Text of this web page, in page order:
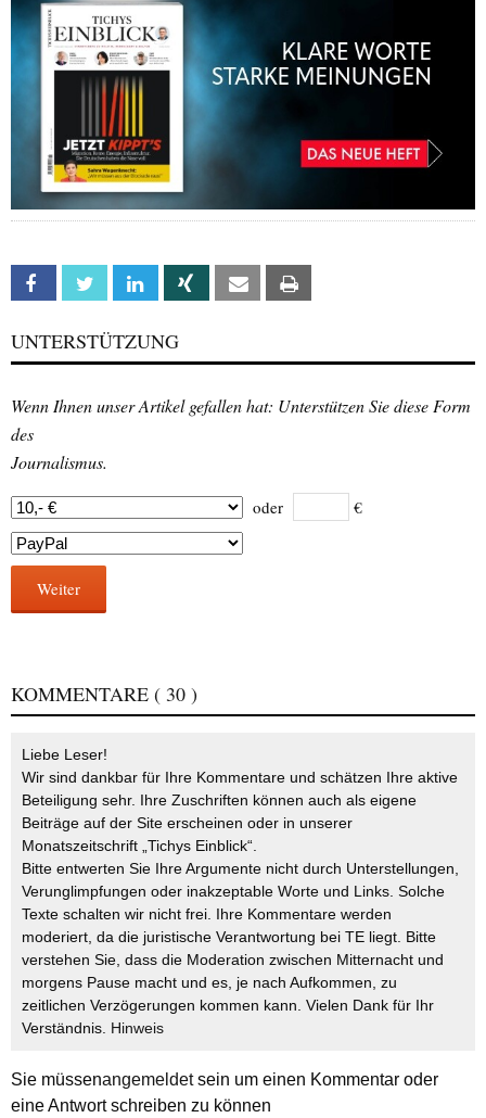
Facebook Twitter Linkedin Xing Email
UNTERSTÜTZUNG
Wenn Ihnen unser Artikel gefallen hat: Unterstützen Sie diese Form
des
Journalismus.
oder €
Weiter
KOMMENTARE ( 30 )
Liebe Leser!
Wir sind dankbar für Ihre Kommentare und schätzen Ihre aktive
Beteiligung sehr. Ihre Zuschriften können auch als eigene
Beiträge auf der Site erscheinen oder in unserer
Monatszeitschrift „Tichys Einblick“.
Bitte entwerten Sie Ihre Argumente nicht durch Unterstellungen,
Verunglimpfungen oder inakzeptable Worte und Links. Solche
Texte schalten wir nicht frei. Ihre Kommentare werden
moderiert, da die juristische Verantwortung bei TE liegt. Bitte
verstehen Sie, dass die Moderation zwischen Mitternacht und
morgens Pause macht und es, je nach Aufkommen, zu
zeitlichen Verzögerungen kommen kann. Vielen Dank für Ihr
Verständnis. Hinweis
Sie müssenangemeldetsein um einen Kommentar oder
eine Antwort schreiben zu können